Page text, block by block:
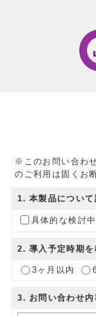
※このお問い合わ
のご利用は固くお
1. 本製品につい
具体的な検討中
2. 導入予定時期を
3ヶ月以内
3. お問い合わせ内